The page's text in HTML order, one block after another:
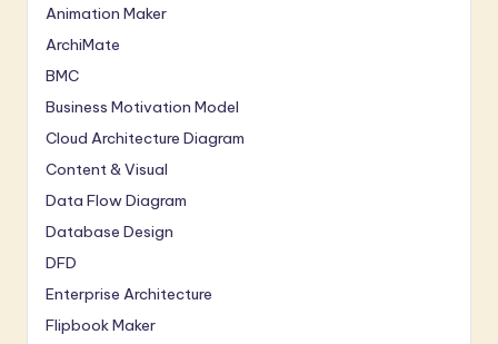
Animation Maker
ArchiMate
BMC
Business Motivation Model
Cloud Architecture Diagram
Content & Visual
Data Flow Diagram
Database Design
DFD
Enterprise Architecture
Flipbook Maker